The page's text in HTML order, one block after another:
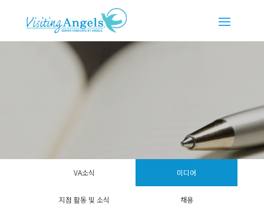
VA소식 미디어
지점 활동 및 소식 채용